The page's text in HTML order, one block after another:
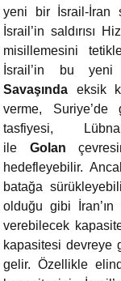
yeni bir İsrail-İran
İsrail’in saldırısı
misillemesini
İsrail’in bu yeni
Savaşında eksik
verme, Suriye’de
tasfiyesi,
ile Golan
hedefleyebilir.
batağa
olduğu gibi
verebilecek
kapasitesi devreye
gelir. Özellikle